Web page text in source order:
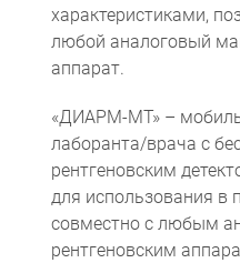
характеристиками,
любой аналоговый
аппарат.
«ДИАРМ-МТ» –
лаборанта/врача с
рентгеновским
для использования в
совместно с любым
рентгеновским